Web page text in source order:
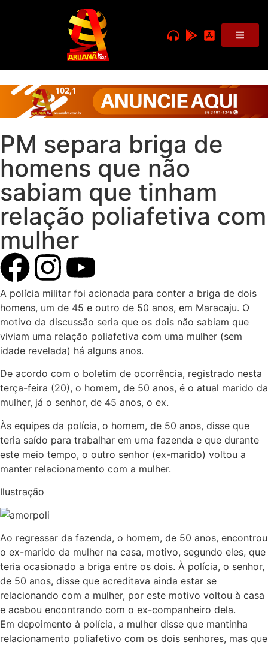
PM separa briga de
homens que não
sabiam que tinham
relação poliafetiva com
mulher
A polícia militar foi acionada para conter a briga de dois
homens, um de 45 e outro de 50 anos, em Maracaju. O
motivo da discussão seria que os dois não sabiam que
viviam uma relação poliafetiva com uma mulher (sem
idade revelada) há alguns anos.
De acordo com o boletim de ocorrência, registrado nesta
terça-feira (20), o homem, de 50 anos, é o atual marido da
mulher, já o senhor, de 45 anos, o ex.
Às equipes da polícia, o homem, de 50 anos, disse que
teria saído para trabalhar em uma fazenda e que durante
este meio tempo, o outro senhor (ex-marido) voltou a
manter relacionamento com a mulher.
Ilustração
Ao regressar da fazenda, o homem, de 50 anos, encontrou
o ex-marido da mulher na casa, motivo, segundo eles, que
teria ocasionado a briga entre os dois. À polícia, o senhor,
de 50 anos, disse que acreditava ainda estar se
relacionando com a mulher, por este motivo voltou à casa
e acabou encontrando com o ex-companheiro dela.
Em depoimento à polícia, a mulher disse que mantinha
relacionamento poliafetivo com os dois senhores, mas que